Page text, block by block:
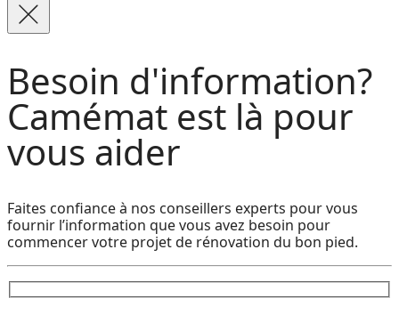
Besoin d'information?
Camémat est là pour
vous aider
Faites confiance à nos conseillers experts pour vous
fournir l’information que vous avez besoin pour
commencer votre projet de rénovation du bon pied.